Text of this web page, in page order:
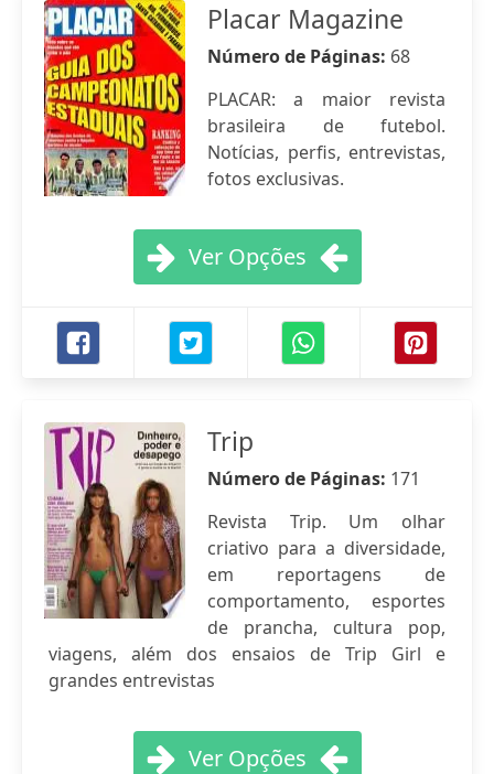
Placar Magazine
Número de Páginas: 68
PLACAR: a maior revista
brasileira de futebol.
Notícias, perfis, entrevistas,
fotos exclusivas.
Ver Opções
Trip
Número de Páginas: 171
Revista Trip. Um olhar
criativo para a diversidade,
em reportagens de
comportamento, esportes
de prancha, cultura pop,
viagens, além dos ensaios de Trip Girl e
grandes entrevistas
Ver Opções